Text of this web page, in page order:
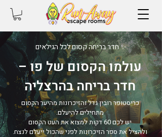
✨ חדר בריחה קסום לכל הגילאים
עולמו הקסום של פו –
חדר בריחה בהרצליה
כריסטופר רובין גדל והזיכרונות מהיער הקסום
מתחילים להיעלם.
יש לכם 60 דקות למצוא את העט הקסום
ולהציל את ספר הזיכרונות לפני שהכול ייעלם לנצח.